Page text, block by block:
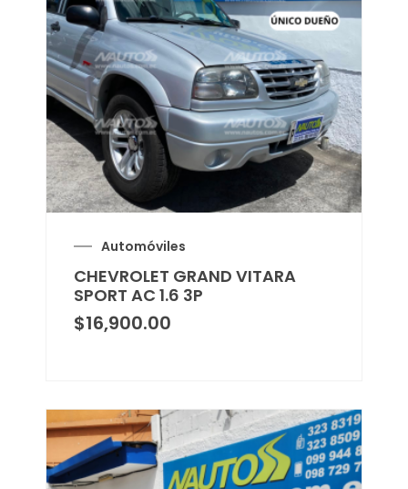
Automóviles
CHEVROLET GRAND VITARA
SPORT AC 1.6 3P
$16,900.00